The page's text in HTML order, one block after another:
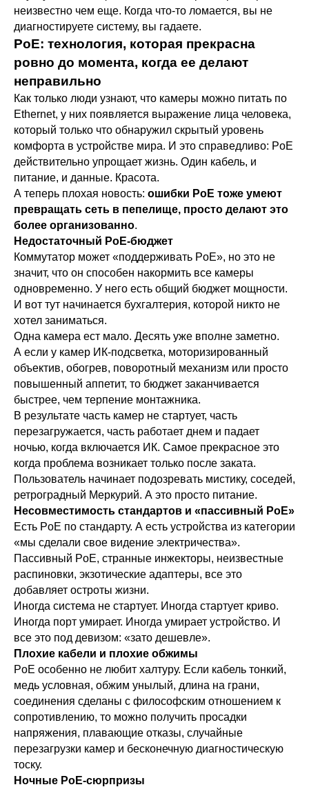
неизвестно чем еще. Когда что-то ломается, вы не
диагностируете систему, вы гадаете.
PoE: технология, которая прекрасна
ровно до момента, когда ее делают
неправильно
Как только люди узнают, что камеры можно питать по
Ethernet, у них появляется выражение лица человека,
который только что обнаружил скрытый уровень
комфорта в устройстве мира. И это справедливо: PoE
действительно упрощает жизнь. Один кабель, и
питание, и данные. Красота.
А теперь плохая новость: ошибки PoE тоже умеют
превращать сеть в пепелище, просто делают это
более организованно.
Недостаточный PoE-бюджет
Коммутатор может «поддерживать PoE», но это не
значит, что он способен накормить все камеры
одновременно. У него есть общий бюджет мощности.
И вот тут начинается бухгалтерия, которой никто не
хотел заниматься.
Одна камера ест мало. Десять уже вполне заметно.
А если у камер ИК-подсветка, моторизированный
объектив, обогрев, поворотный механизм или просто
повышенный аппетит, то бюджет заканчивается
быстрее, чем терпение монтажника.
В результате часть камер не стартует, часть
перезагружается, часть работает днем и падает
ночью, когда включается ИК. Самое прекрасное это
когда проблема возникает только после заката.
Пользователь начинает подозревать мистику, соседей,
ретроградный Меркурий. А это просто питание.
Несовместимость стандартов и «пассивный PoE»
Есть PoE по стандарту. А есть устройства из категории
«мы сделали свое видение электричества».
Пассивный PoE, странные инжекторы, неизвестные
распиновки, экзотические адаптеры, все это
добавляет остроты жизни.
Иногда система не стартует. Иногда стартует криво.
Иногда порт умирает. Иногда умирает устройство. И
все это под девизом: «зато дешевле».
Плохие кабели и плохие обжимы
PoE особенно не любит халтуру. Если кабель тонкий,
медь условная, обжим унылый, длина на грани,
соединения сделаны с философским отношением к
сопротивлению, то можно получить просадки
напряжения, плавающие отказы, случайные
перезагрузки камер и бесконечную диагностическую
тоску.
Ночные PoE-сюрпризы